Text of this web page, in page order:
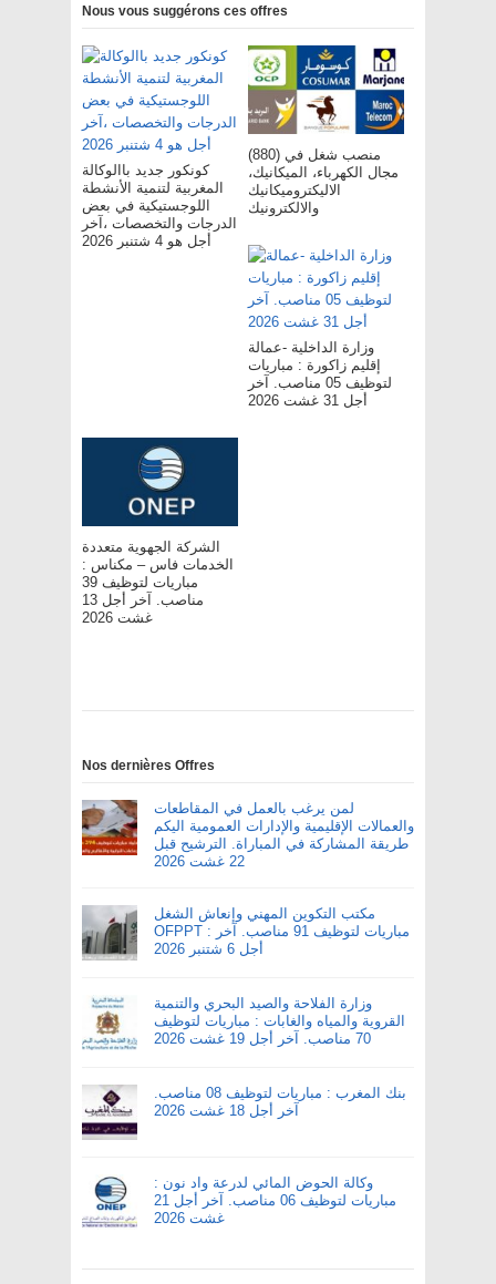
Nous vous suggérons ces offres
كونكور جديد باالوكالة
المغربية لتنمية الأنشطة
اللوجستيكية في بعض
الدرجات والتخصصات ،آخر
أجل هو 4 شتنبر 2026
(880) منصب شغل في
مجال الكهرباء، الميكانيك،
الاليكتروميكانيك
والالكترونيك
وزارة الداخلية -عمالة
إقليم زاكورة : مباريات
لتوظيف 05 مناصب. آخر
أجل 31 غشت 2026
الشركة الجهوية متعددة
الخدمات فاس – مکناس :
مباريات لتوظيف 39
مناصب. آخر أجل 13
غشت 2026
Nos dernières Offres
لمن يرغب بالعمل في المقاطعات
والعمالات الإقليمية والإدارات العمومية اليكم
طريقة المشاركة في المباراة. الترشيح قبل
22 غشت 2026
مكتب التكوين المهني وإنعاش الشغل
OFPPT : مباريات لتوظيف 91 مناصب. آخر
أجل 6 شتنبر 2026
وزارة الفلاحة والصيد البحري والتنمية
القروية والمياه والغابات : مباريات لتوظيف
70 مناصب. آخر أجل 19 غشت 2026
بنك المغرب : مباريات لتوظيف 08 مناصب.
آخر أجل 18 غشت 2026
وكالة الحوض المائي لدرعة واد نون :
مباريات لتوظيف 06 مناصب. آخر أجل 21
غشت 2026